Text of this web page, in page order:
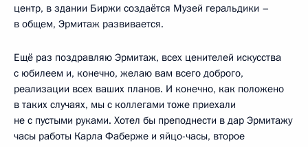
центр, в здании Биржи создаётся Музей геральдики –
в общем, Эрмитаж развивается.
Ещё раз поздравляю Эрмитаж, всех ценителей искусства
с юбилеем и, конечно, желаю вам всего доброго,
реализации всех ваших планов. И конечно, как положено
в таких случаях, мы с коллегами тоже приехали
не с пустыми руками. Хотел бы преподнести в дар Эрмитажу
часы работы Карла Фаберже и яйцо-часы, второе